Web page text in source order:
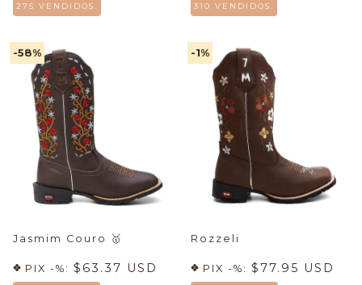
275 VENDIDOS. 310 VENDIDOS.
-58%
Jasmim Couro 🥇
PIX -%: $63.37 USD
-1%
Rozzeli
PIX -%: $77.95 USD